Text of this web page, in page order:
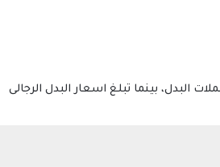
البدل، بينما تبلغ اسعار البدل الرجالى